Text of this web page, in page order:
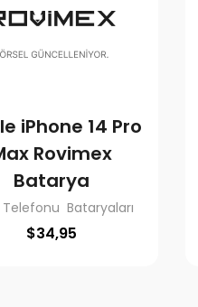
iPhone 14 Pro
Rovimex
Batarya
Bataryaları
$34,95